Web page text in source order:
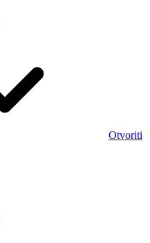
Otvoriti